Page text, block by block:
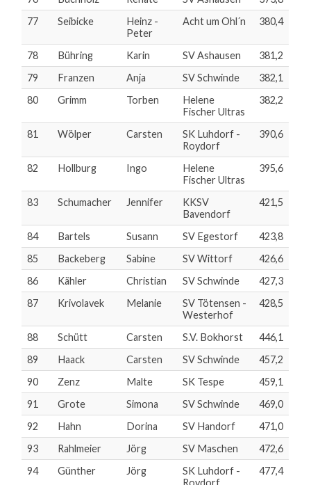
77
Seibicke
Heinz -
Peter
Acht um Ohl´n 380,4
78 Bühring Karin SV Ashausen
381,2
79
Franzen Anja SV Schwinde
382,1
80
Grimm Torben
Helene
Fischer Ultras
382,2
81 Wölper Carsten
SK Luhdorf -
Roydorf
390,6
82 Hollburg Ingo
Helene
Fischer Ultras
395,6
83 Schumacher Jennifer
KKSV
Bavendorf
421,5
84 Bartels Susann SV Egestorf
423,8
85
Backeberg Sabine SV Wittorf
426,6
86
Kähler Christian SV Schwinde
427,3
87
Krivolavek Melanie
SV Tötensen -
Westerhof
428,5
88 Schütt Carsten S.V. Bokhorst
446,1
89
Haack Carsten SV Schwinde
457,2
90
Zenz Malte SK Tespe
459,1
91
Grote Simona SV Schwinde
469,0
92
Hahn Dorina SV Handorf
471,0
93
Rahlmeier Jörg SV Maschen
472,6
94
Günther Jörg
SK Luhdorf -
Roydorf
477,4